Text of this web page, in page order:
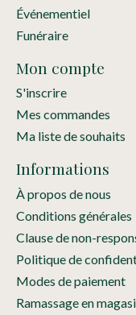
Événementiel
Funéraire
Mon compte
S'inscrire
Mes commandes
Ma liste de souhaits
Informations
À propos de nous
Conditions générales
Clause de non-
Politique de
Modes de paiement
Ramassage en